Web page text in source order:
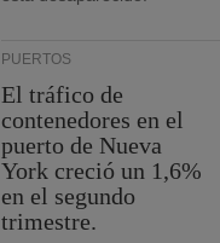
PUERTOS
El tráfico de
contenedores en el
puerto de Nueva
York creció un 1,6%
en el segundo
trimestre.